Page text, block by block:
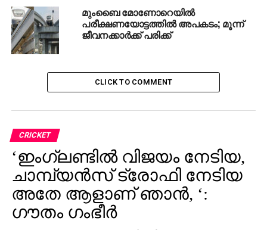
മുംബൈ മോണോറെയില്‍
പരീക്ഷണയോട്ടത്തില്‍ അപകടം; മൂന്ന്
ജീവനക്കാര്‍ക്ക് പരിക്ക്
CLICK TO COMMENT
CRICKET
‘ഇംഗ്ലണ്ടില്‍ വിജയം നേടിയ,
ചാമ്പ്യന്‍സ് ട്രോഫി നേടിയ
അതേ ആളാണ് ഞാന്‍, ‘:
ഗൗതം ഗംഭീര്‍